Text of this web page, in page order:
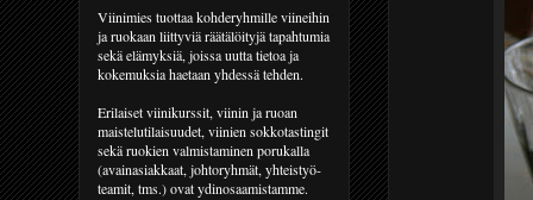
Viinimies tuottaa kohderyhmille viineihin
ja ruokaan liittyviä räätälöityjä tapahtumia
sekä elämyksiä, joissa uutta tietoa ja
kokemuksia haetaan yhdessä tehden.
Erilaiset viinikurssit, viinin ja ruoan
maistelutilaisuudet, viinien sokkotastingit
sekä ruokien valmistaminen porukalla
(avainasiakkaat, johtoryhmät, yhteistyö-
teamit, tms.) ovat ydinosaamistamme.